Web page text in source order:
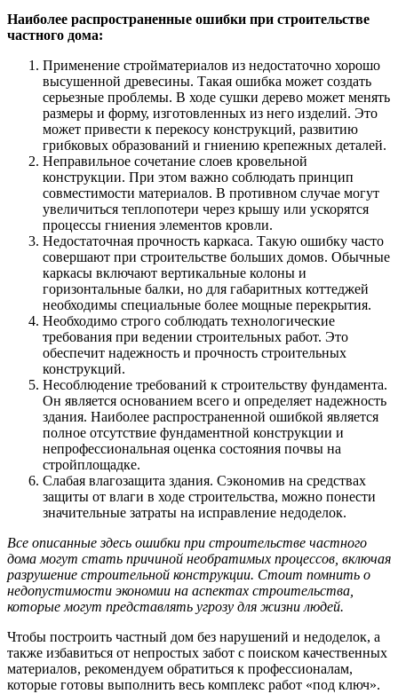
Наиболее распространенные ошибки при строительстве
частного дома:
Применение стройматериалов из недостаточно хорошо
высушенной древесины. Такая ошибка может создать
серьезные проблемы. В ходе сушки дерево может менять
размеры и форму, изготовленных из него изделий. Это
может привести к перекосу конструкций, развитию
грибковых образований и гниению крепежных деталей.
Неправильное сочетание слоев кровельной
конструкции. При этом важно соблюдать принцип
совместимости материалов. В противном случае могут
увеличиться теплопотери через крышу или ускорятся
процессы гниения элементов кровли.
Недостаточная прочность каркаса. Такую ошибку часто
совершают при строительстве больших домов. Обычные
каркасы включают вертикальные колоны и
горизонтальные балки, но для габаритных коттеджей
необходимы специальные более мощные перекрытия.
Необходимо строго соблюдать технологические
требования при ведении строительных работ. Это
обеспечит надежность и прочность строительных
конструкций.
Несоблюдение требований к строительству фундамента.
Он является основанием всего и определяет надежность
здания. Наиболее распространенной ошибкой является
полное отсутствие фундаментной конструкции и
непрофессиональная оценка состояния почвы на
стройплощадке.
Слабая влагозащита здания. Сэкономив на средствах
защиты от влаги в ходе строительства, можно понести
значительные затраты на исправление недоделок.
Все описанные здесь ошибки при строительстве частного
дома могут стать причиной необратимых процессов, включая
разрушение строительной конструкции. Стоит помнить о
недопустимости экономии на аспектах строительства,
которые могут представлять угрозу для жизни людей.
Чтобы построить частный дом без нарушений и недоделок, а
также избавиться от непростых забот с поиском качественных
материалов, рекомендуем обратиться к профессионалам,
которые готовы выполнить весь комплекс работ «под ключ».